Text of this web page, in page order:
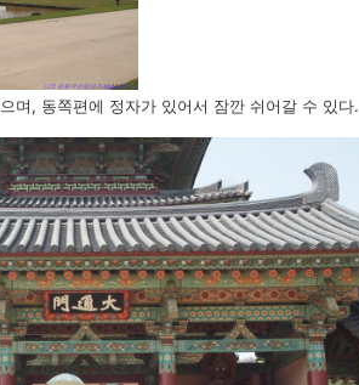
며, 동쪽편에 정자가 있어서 잠깐 쉬어갈 수 있다.